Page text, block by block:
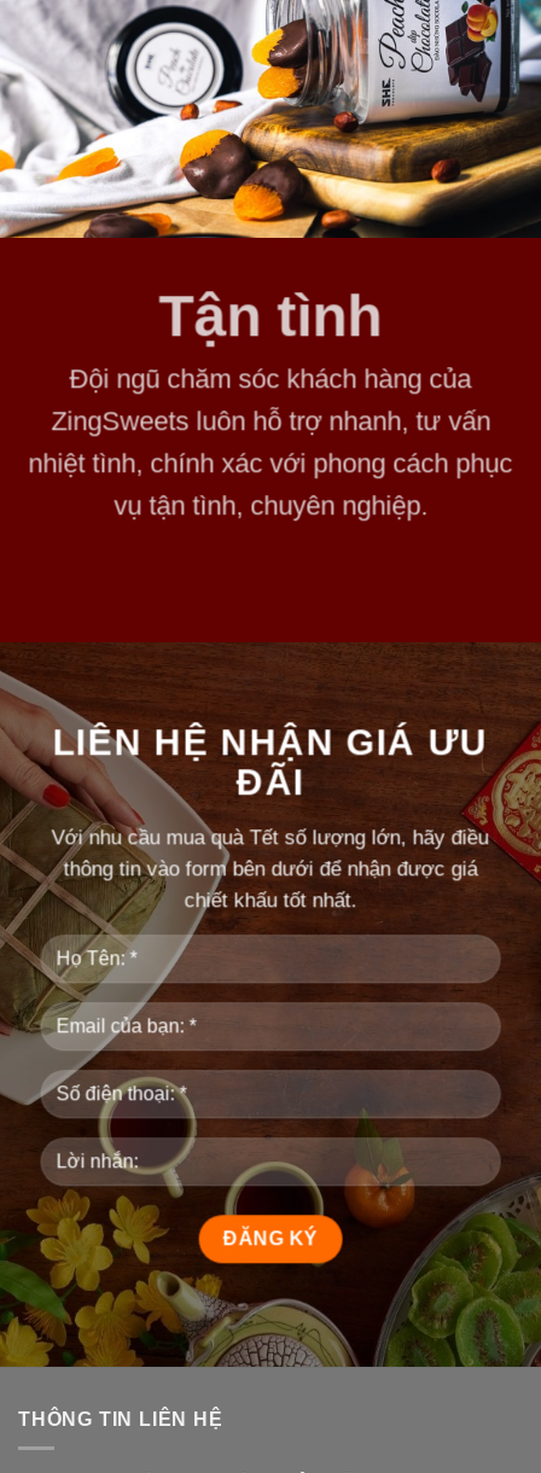
Tận tình
Đội ngũ chăm sóc khách hàng của
ZingSweets luôn hỗ trợ nhanh, tư vấn
nhiệt tình, chính xác với phong cách phục
vụ tận tình, chuyên nghiệp.
LIÊN HỆ NHẬN GIÁ ƯU
ĐÃI
Với nhu cầu mua quà Tết số lượng lớn, hãy điều
thông tin vào form bên dưới để nhận được giá
chiết khấu tốt nhất.
THÔNG TIN LIÊN HỆ